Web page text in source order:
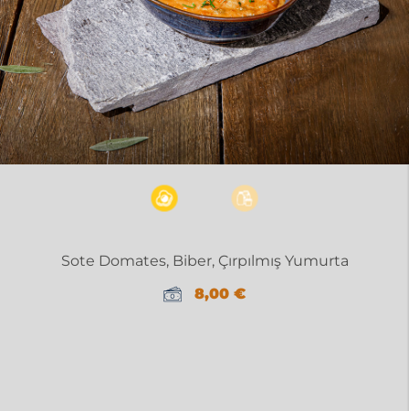
Sote Domates, Biber, Çırpılmış Yumurta
8,00 €